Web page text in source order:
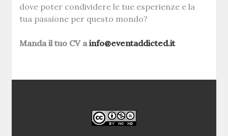
dove poter condividere le tue esperienze e la
tua passione per questo mondo?
Manda il tuo CV ainfo@eventaddicted.it